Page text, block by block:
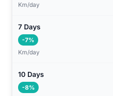
Km/day
7 Days
-7%
Km/day
10 Days
-8%